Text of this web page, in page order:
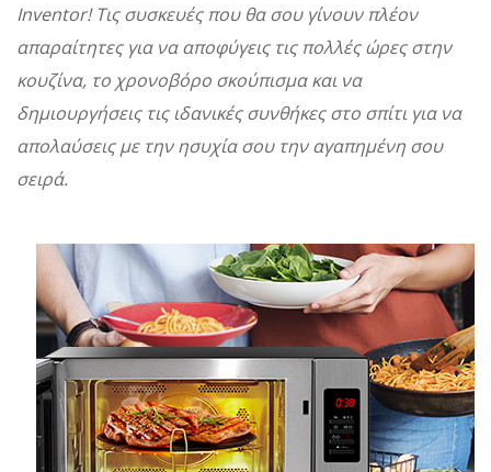
Inventor! Τις συσκευές που θα σου γίνουν πλέον
απαραίτητες για να αποφύγεις τις πολλές ώρες στην
κουζίνα, το χρονοβόρο σκούπισμα και να
δημιουργήσεις τις ιδανικές συνθήκες στο σπίτι για να
απολαύσεις με την ησυχία σου την αγαπημένη σου
σειρά.